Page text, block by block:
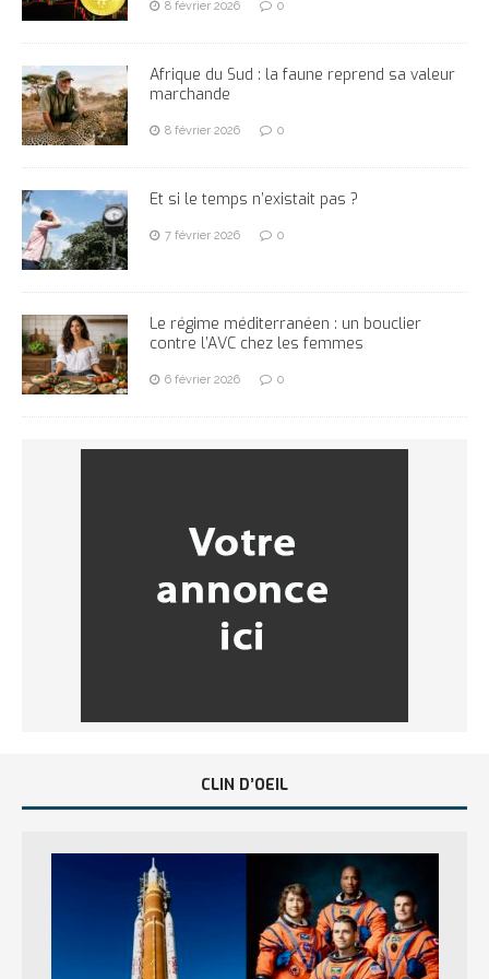
8 février 2026 0
Afrique du Sud : la faune reprend sa valeur
marchande
8 février 2026 0
Et si le temps n’existait pas ?
7 février 2026 0
Le régime méditerranéen : un bouclier
contre l’AVC chez les femmes
6 février 2026 0
CLIN D’OEIL